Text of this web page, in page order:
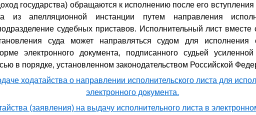
государства) обращаются к исполнению после его
из апелляционной инстанции путем направления
судебных приставов. Исполнительный лист вместе
суда может направляться судом для исполнения
электронного документа, подписанного судьей
в порядке, установленном законодательством Российской
ходатайства о направлении исполнительского листа для
электронного документа.
(заявления) на выдачу исполнительного листа в